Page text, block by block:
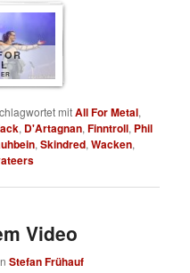
mitAll For Metal,
, D'Artagnan,Finntroll, Phil
,Skindred,Wacken,
Video
Stefan Frühauf